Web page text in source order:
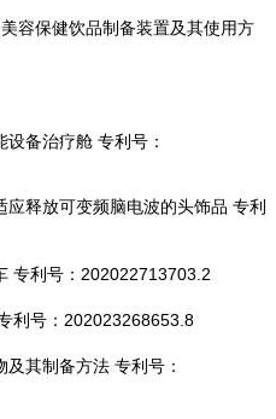
容保健饮品制备装置及其使用方
备治疗舱 专利号：
释放可变频脑电波的头饰品 专利
专利号：202022713703.2
利号：202023268653.8
其制备方法 专利号：